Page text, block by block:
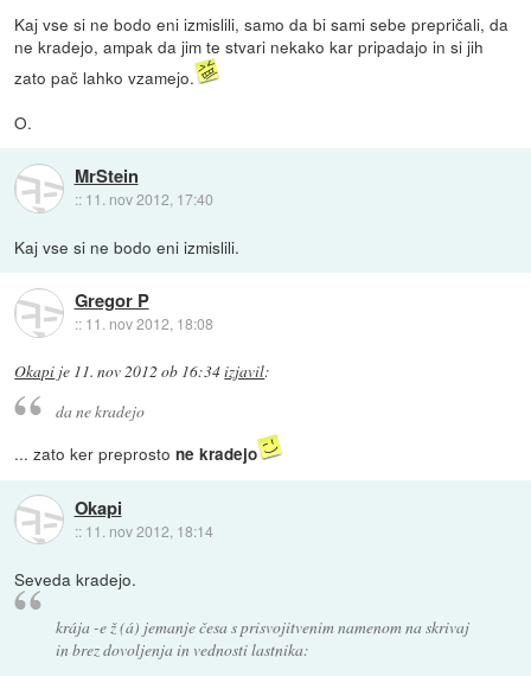
Kaj vse si ne bodo eni izmislili, samo da bi sami sebe prepričali, da
ne kradejo, ampak da jim te stvari nekako kar pripadajo in si jih
zato pač lahko vzamejo.
O.
MrStein
:: 11. nov 2012, 17:40
Kaj vse si ne bodo eni izmislili.
Gregor P
:: 11. nov 2012, 18:08
Okapi je 11. nov 2012 ob 16:34izjavil:
da ne kradejo
... zato ker preprostone kradejo
Okapi
:: 11. nov 2012, 18:14
Seveda kradejo.
krája -e ž (á) jemanje česa s prisvojitvenim namenom na skrivaj
in brez dovoljenja in vednosti lastnika: